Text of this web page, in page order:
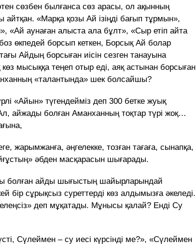
сөзбен былғанса сөз арасы, ол ақынның
«Марқа қозы Ай ізіңді бағып тұрмын»,
«Ай аунаған алыста ала бұлт», «Сыр етіп айта
өкпедей борсып кеткен, Борсық Ай болар
Айдың борсыған иісін сезген танауына
мысыққа теңеп отыр еді, аяқ астынан борсыған
«талантында» шек болсайшы?
«Айын» түгендейміз деп 300 бетке жуық
айжады болған Аманханның тоқтар түрі жоқ…
жарымжанға, әңгелекке, тозған тағаға, сынапқа,
әбден масқарасын шығарады.
болған айды шығыстың шайырларындай
бір сұрықсыз суреттерді көз алдымызға әкеледі.
деп мұқатады. Мұнысы қалай? Енді Су
Сүлеймен – су иесі күрсінді ме?», «Сүлеймен